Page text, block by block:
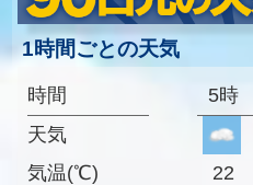
1時間ごとの天気
時間
天気
気温(℃)
5時
22